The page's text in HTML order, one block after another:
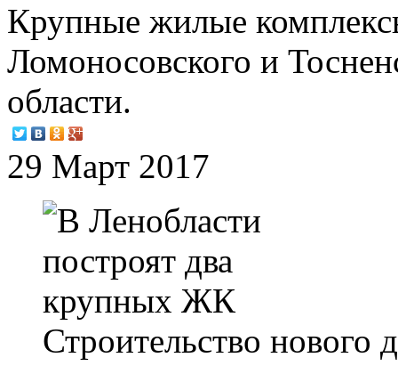
Крупные жилые
Ломоносовского и
области.
29 Март 2017
Строительство нового